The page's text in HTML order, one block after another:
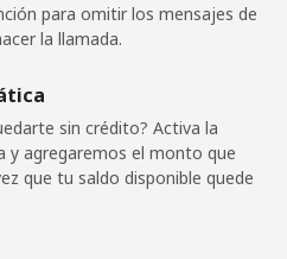
153 min por ⁦€10⁩ ⁦7¢⁩
para omitir los mensajes de
la llamada.
sin crédito? Activa la
y agregaremos el monto que
que tu saldo disponible quede